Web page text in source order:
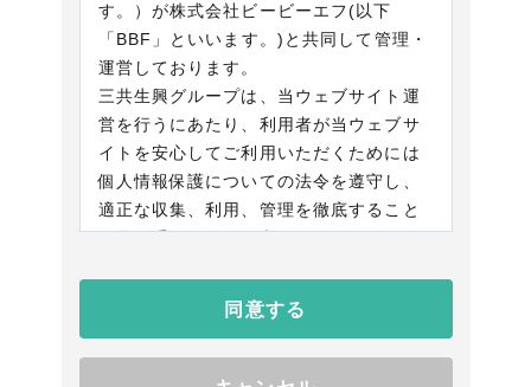
す。）が株式会社ビービーエフ(以下
「BBF」といいます。)と共同して管理・
運営しております。
三共生興グループは、当ウェブサイト運
営を行うにあたり、利用者が当ウェブサ
イトを安心してご利用いただくためには
個人情報保護についての法令を遵守し、
適正な収集、利用、管理を徹底すること
が最も重要であると考えています。
プライバシーポリシー(以下「本プライバ
同意する